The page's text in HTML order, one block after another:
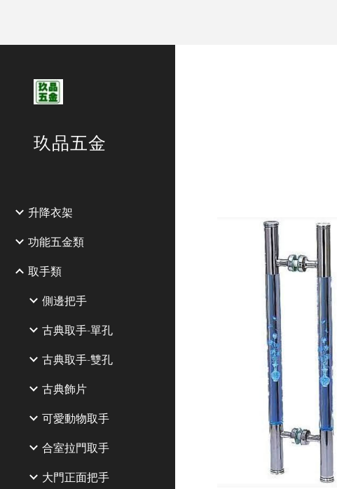
玖品五金
升降衣架
功能五金類
取手類
側邊把手
古典取手-單孔
古典取手-雙孔
古典飾片
可愛動物取手
合室拉門取手
大門正面把手